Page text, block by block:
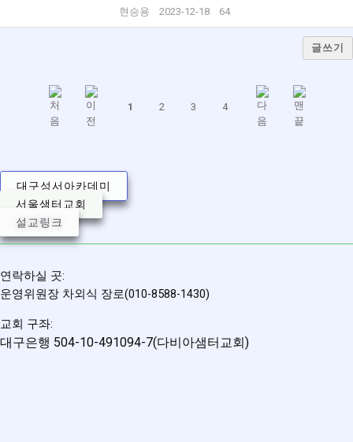
현승용 2023-12-18 64
글쓰기
1 2 3 4
대구성서아카데미
서울샘터교회
설교링크
연락하실 곳:
운영위원장 차외식 장로(010-8588-1430)
교회 구좌:
대구은행 504-10-491094-7(다비아샘터교회)